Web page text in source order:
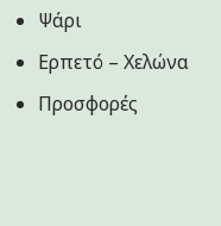
Ψάρι
Ερπετό – Χελώνα
Προσφορές